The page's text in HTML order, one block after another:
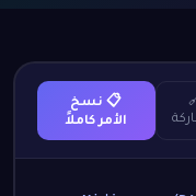
📋 نسخ
الأمر كاملاً